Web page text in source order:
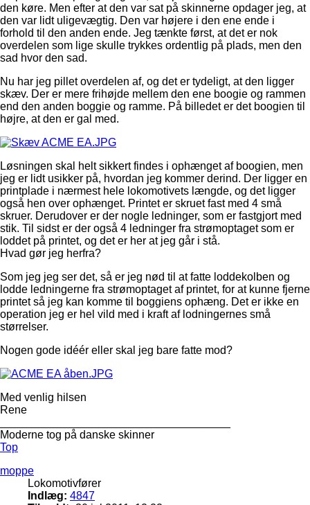
den køre. Men efter at den var sat på skinnerne opdager jeg, at
den var lidt uligevægtig. Den var højere i den ene ende i
forhold til den anden ende. Jeg tænkte først, at det er nok
overdelen som lige skulle trykkes ordentlig på plads, men den
sad hvor den sad.
Nu har jeg pillet overdelen af, og det er tydeligt, at den ligger
skæv. Der er mere frihøjde mellem den ene boogie og rammen
end den anden boggie og ramme. På billedet er det boogien til
højre, at den er gal med.
Løsningen skal helt sikkert findes i ophænget af boogien, men
jeg er lidt usikker på, hvordan jeg kommer derind. Der ligger en
printplade i nærmest hele lokomotivets længde, og det ligger
også hen over ophænget. Printet er skruet fast med 4 små
skruer. Derudover er der nogle ledninger, som er fastgjort med
stik. Til sidst er der også 4 ledninger fra strømoptaget som er
loddet på printet, og det er her at jeg går i stå.
Hvad gør jeg herfra?
Som jeg jeg ser det, så er jeg nød til at fatte loddekolben og
lodde ledningerne fra strømoptaget af printet, for at kunne fjerne
printet så jeg kan komme til boggiens ophæng. Det er ikke en
operation jeg er hel vild med i kraft af lodningernes små
størrelser.
Nogen gode idéér eller skal jeg bare fatte mod?
Med venlig hilsen
Rene
Moderne tog på danske skinner
Top
moppe
Lokomotivfører
Indlæg: 4847